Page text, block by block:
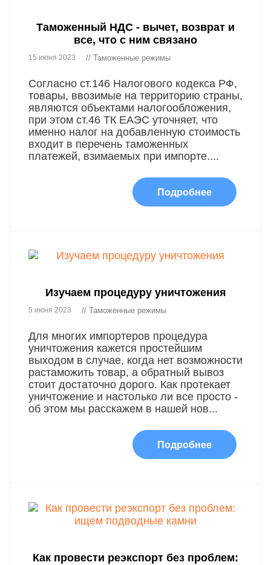
Таможенный НДС - вычет, возврат и
все, что с ним связано
15 июня 2023 // Таможенные режимы
Согласно ст.146 Налогового кодекса РФ,
товары, ввозимые на территорию страны,
являются объектами налогообложения,
при этом ст.46 ТК ЕАЭС уточняет, что
именно налог на добавленную стоимость
входит в перечень таможенных
платежей, взимаемых при импорте....
Подробнее
Изучаем процедуру уничтожения
5 июня 2023 // Таможенные режимы
Для многих импортеров процедура
уничтожения кажется простейшим
выходом в случае, когда нет возможности
растаможить товар, а обратный вывоз
стоит достаточно дорого. Как протекает
уничтожение и настолько ли все просто -
об этом мы расскажем в нашей нов...
Подробнее
Как провести реэкспорт без проблем: